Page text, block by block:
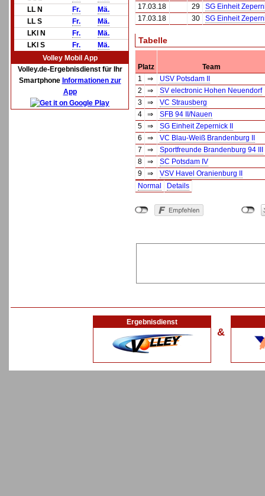
LL N
Fr.
Mä.
LL S
Fr.
Mä.
LKl N
Fr.
Mä.
LKl S
Fr.
Mä.
Volley Mobil App
Volley.de-Ergebnisdienst für Ihr
Smartphone Informationen zur
App
17.03.18
29
SG Einheit
17.03.18
30 SG Einheit
Tabelle
Platz
Team
1
⇒
USV Potsdam II
2
⇒
SV electronic Hohen Neuendorf
3
⇒
VC Strausberg
4
⇒
SFB 94 II/Nauen
5
⇒
SG Einheit Zepernick II
6
⇒
VC Blau-Weiß Brandenburg II
7
⇒
Sportfreunde Brandenburg 94 III
8
⇒
SC Potsdam IV
9
⇒
VSV Havel Oranienburg II
Normal
Details
Ergebnisdienst
&